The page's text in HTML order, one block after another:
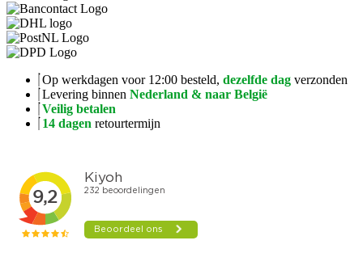
Op werkdagen voor 12:00 besteld, dezelfde dag verzonden
Levering binnen Nederland & naar België
Veilig betalen
14 dagen retourtermijn